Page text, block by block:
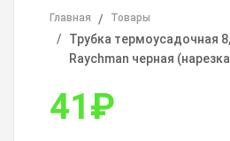
Главная Товары
Трубка термоусадочная
Raychman черная
41₽